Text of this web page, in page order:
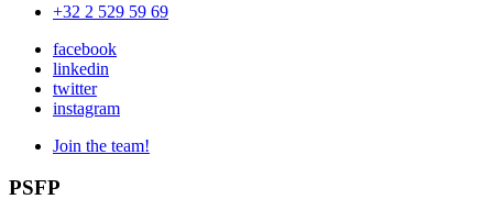
+32 2 529 59 69
facebook
linkedin
twitter
instagram
Join the team!
PSFP